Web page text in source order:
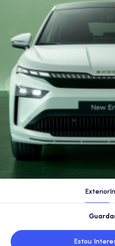
Exterior
Estou